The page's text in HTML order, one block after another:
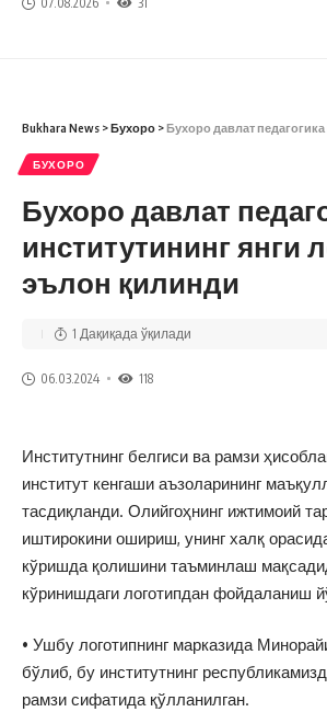
Bukhara News >Бухоро >Бухоро давлат педагогика
БУХОРО
Бухоро давлат
институтининг янги
эълон қилинди
06.03.2024 118
1 Дақиқада ўқилади
Институтнинг белгиси ва рамзи
институт кенгаши аъзоларининг
тасдиқланди. Олийгоҳнинг ижтимоий
иштирокини ошириш, унинг халқ
кўришда қолишини таъминлаш
кўринишдаги логотипдан фойдаланиш
• Ушбу логотипнинг марказида
бўлиб, бу институтнинг
рамзи сифатида қўлланилган.